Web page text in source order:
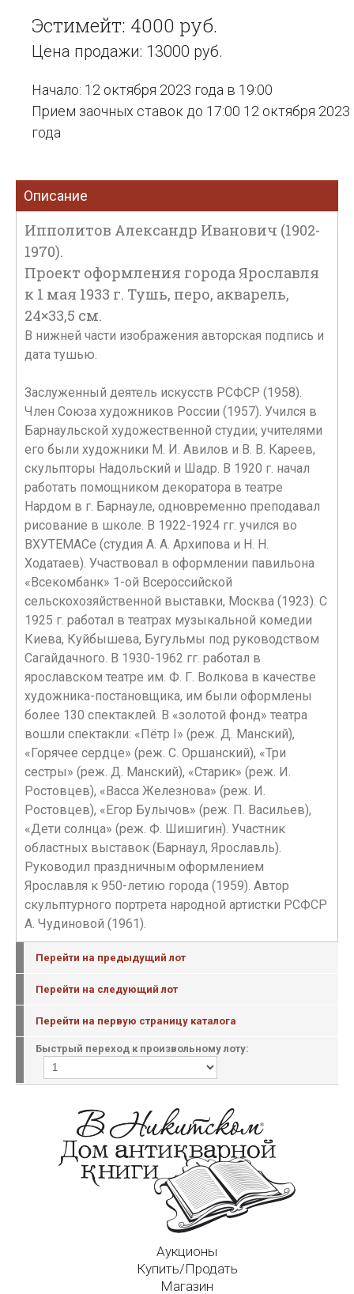
Эстимейт: 4000 руб.
Цена продажи: 13000 руб.
Начало: 12 октября 2023 года в 19:00
Прием заочных ставок до 17:00 12 октября 2023
года
Описание
Ипполитов Александр Иванович (1902-
1970).
Проект оформления города Ярославля
к 1 мая 1933 г. Тушь, перо, акварель,
24×33,5 см.
В нижней части изображения авторская подпись и
дата тушью.
Заслуженный деятель искусств РСФСР (1958).
Член Союза художников России (1957). Учился в
Барнаульской художественной студии; учителями
его были художники М. И. Авилов и В. В. Кареев,
скульпторы Надольский и Шадр. В 1920 г. начал
работать помощником декоратора в театре
Нардом в г. Барнауле, одновременно преподавал
рисование в школе. В 1922-1924 гг. учился во
ВХУТЕМАСе (студия А. А. Архипова и Н. Н.
Ходатаев). Участвовал в оформлении павильона
«Всекомбанк» 1-ой Всероссийской
сельскохозяйственной выставки, Москва (1923). С
1925 г. работал в театрах музыкальной комедии
Киева, Куйбышева, Бугульмы под руководством
Сагайдачного. В 1930-1962 гг. работал в
ярославском театре им. Ф. Г. Волкова в качестве
художника-постановщика, им были оформлены
более 130 спектаклей. В «золотой фонд» театра
вошли спектакли: «Пётр I» (реж. Д. Манский),
«Горячее сердце» (реж. С. Оршанский), «Три
сестры» (реж. Д. Манский), «Старик» (реж. И.
Ростовцев), «Васса Железнова» (реж. И.
Ростовцев), «Егор Булычов» (реж. П. Васильев),
«Дети солнца» (реж. Ф. Шишигин). Участник
областных выставок (Барнаул, Ярославль).
Руководил праздничным оформлением
Ярославля к 950-летию города (1959). Автор
скульптурного портрета народной артистки РСФСР
А. Чудиновой (1961).
Перейти на предыдущий лот
Перейти на следующий лот
Перейти на первую страницу каталога
Быстрый переход к произвольному лоту:
Аукционы
Купить/Продать
Магазин